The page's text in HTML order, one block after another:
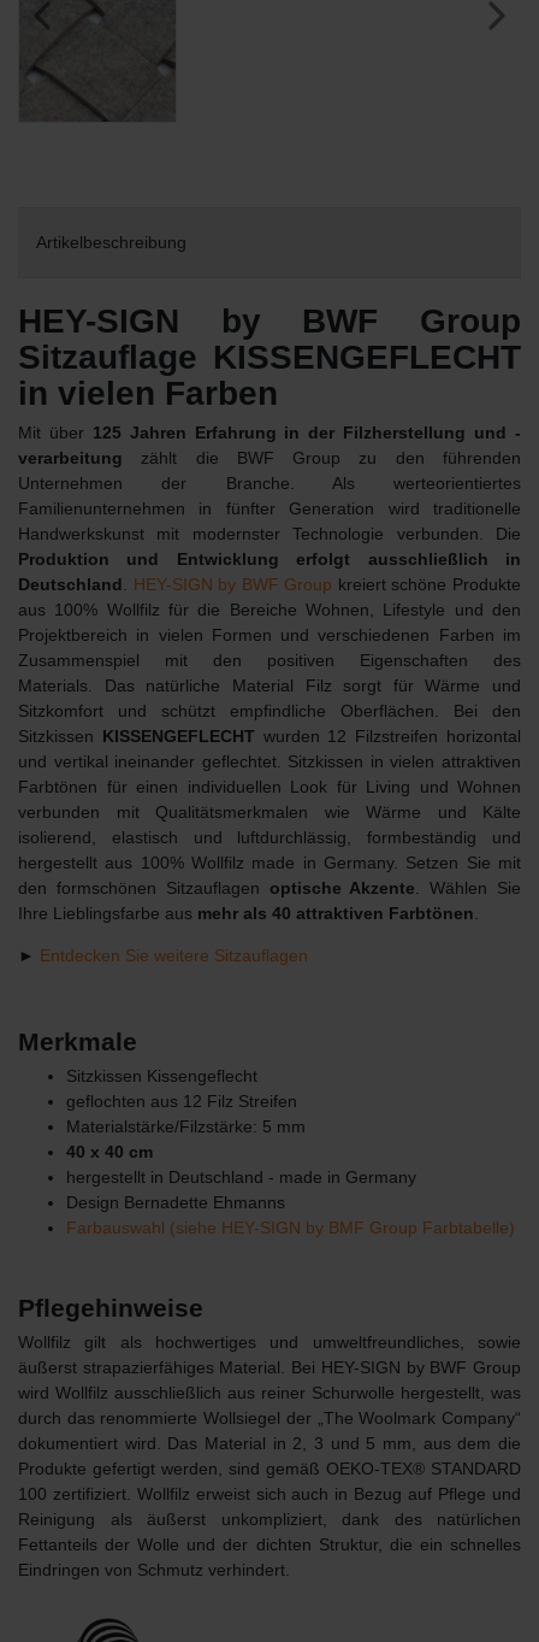
Artikelbeschreibung
HEY-SIGN by BWF Group
Sitzauflage KISSENGEFLECHT
in vielen Farben
Mit über 125 Jahren Erfahrung in der Filzherstellung und -
verarbeitung zählt die BWF Group zu den führenden
Unternehmen der Branche. Als werteorientiertes
Familienunternehmen in fünfter Generation wird traditionelle
Handwerkskunst mit modernster Technologie verbunden. Die
Produktion und Entwicklung erfolgt ausschließlich in
Deutschland
HEY-SIGN by BWF Group kreiert schöne Produkte
aus 100% Wollfilz für die Bereiche Wohnen, Lifestyle und den
Projektbereich in vielen Formen und verschiedenen Farben im
Zusammenspiel mit den positiven Eigenschaften des
Materials. Das natürliche Material Filz sorgt für Wärme und
Sitzkomfort und schützt empfindliche Oberflächen. Bei den
Sitzkissen KISSENGEFLECHT wurden 12 Filzstreifen horizontal
und vertikal ineinander geflechtet. Sitzkissen in vielen attraktiven
Farbtönen für einen individuellen Look für Living und Wohnen
verbunden mit Qualitätsmerkmalen wie Wärme und Kälte
isolierend, elastisch und luftdurchlässig, formbeständig und
hergestellt aus 100% Wollfilz made in Germany. Setzen Sie mit
den formschönen Sitzauflagen optische Akzente . Wählen Sie
Ihre Lieblingsfarbe aus mehr als 40 attraktiven Farbtönen
► Entdecken Sie weitere Sitzauflagen
Merkmale
Sitzkissen Kissengeflecht
geflochten aus 12 Filz Streifen
Materialstärke/Filzstärke: 5 mm
40 x 40 cm
hergestellt in Deutschland - made in Germany
Design Bernadette Ehmanns
Farbauswahl (siehe HEY-SIGN by BMF Group Farbtabelle)
Pflegehinweise
Wollfilz gilt als hochwertiges und umweltfreundliches, sowie
äußerst strapazierfähiges Material. Bei HEY-SIGN by BWF Group
wird Wollfilz ausschließlich aus reiner Schurwolle hergestellt, was
durch das renommierte Wollsiegel der „The Woolmark Company“
dokumentiert wird. Das Material in 2, 3 und 5 mm, aus dem die
Produkte gefertigt werden, sind gemäß OEKO-TEX® STANDARD
100 zertifiziert. Wollfilz erweist sich auch in Bezug auf Pflege und
Reinigung als äußerst unkompliziert, dank des natürlichen
Fettanteils der Wolle und der dichten Struktur, die ein schnelles
Eindringen von Schmutz verhindert.